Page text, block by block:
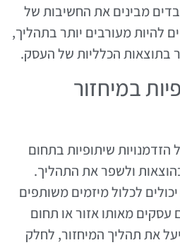
מבינים את החשיבות של
להיות מעורבים יותר בתהליך,
בתוצאות הכלליות של העסק.
במיחזור
הזדמנויות שיתופיות בתחום
ולשפר את התהליך.
לכלול מיזמים משותפים
עסקים מאותו אזור או תחום
את תהליך המיחזור, לחלק